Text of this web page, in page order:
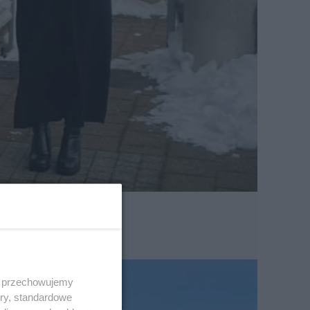
standardowe